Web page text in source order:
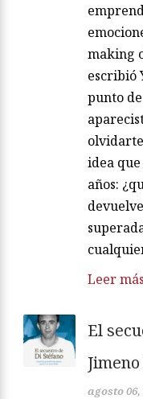
making
escribió
punto
idea
años:
Leer más
El
agosto 06,